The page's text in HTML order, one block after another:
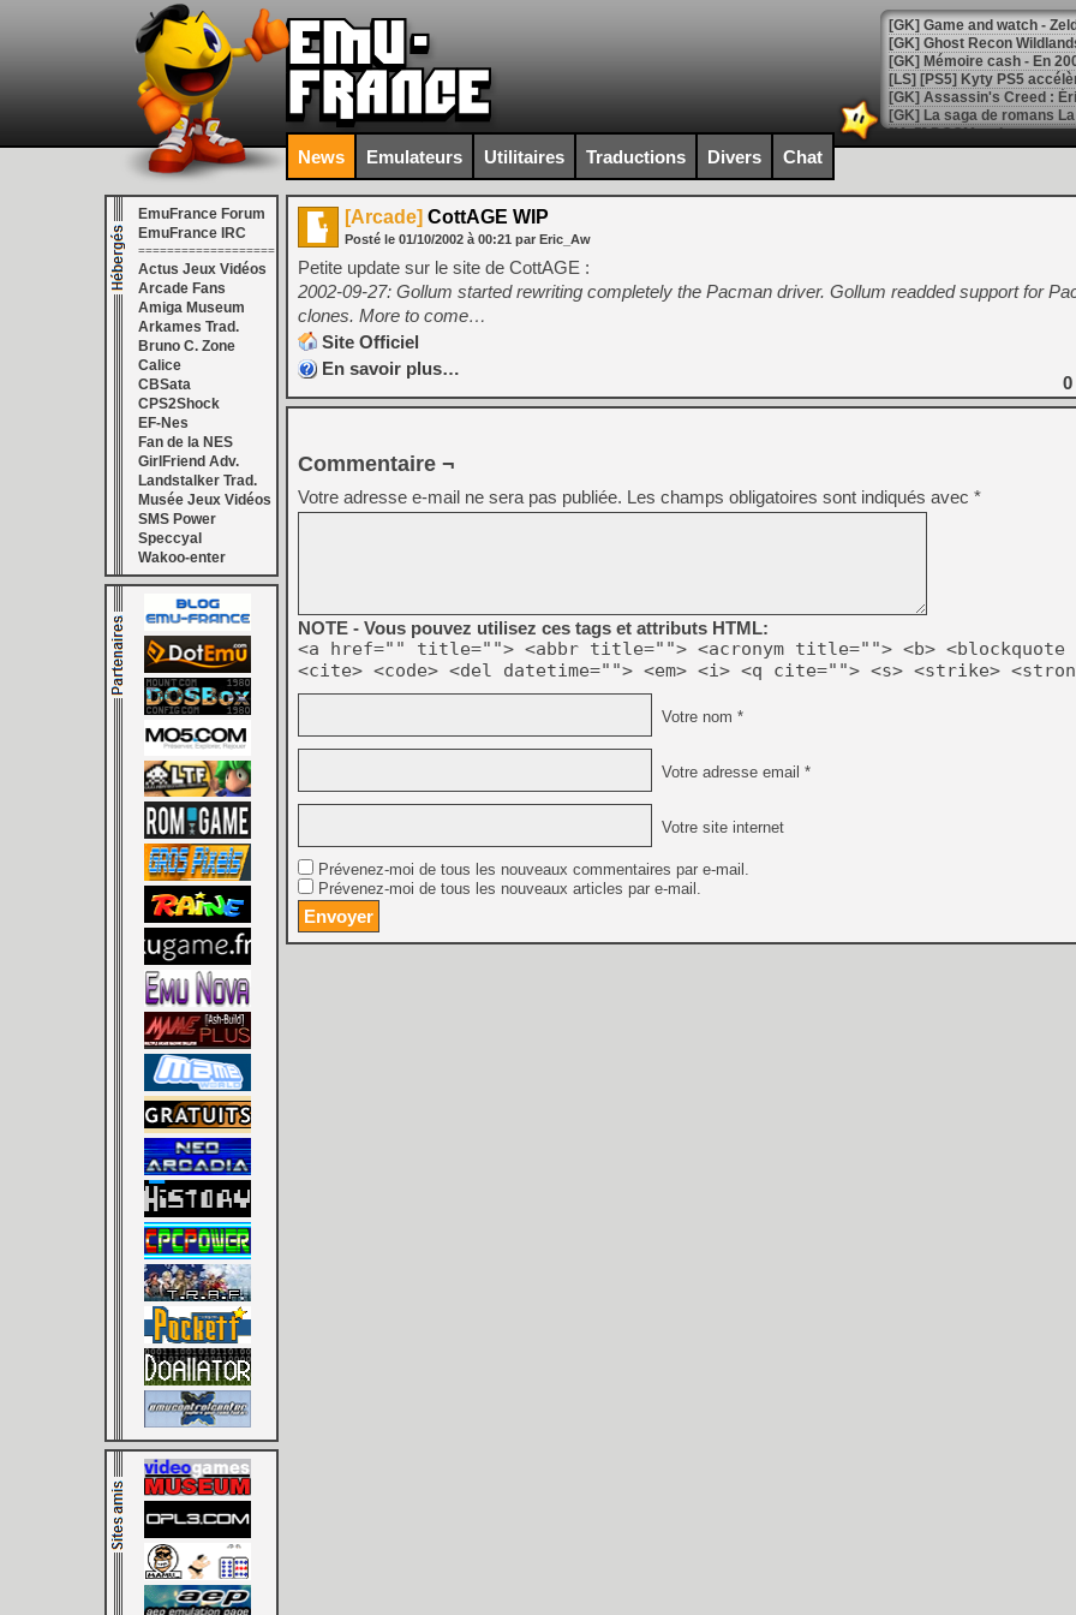
[Mo5] DOOM arrive en
[GK] Bethesda fête les 30
[GK] Roblox : l'action en
[GK] Agenda - GeForce
[LS] [PS5] ps5-y2jb-
[GK] Pourquoi Marvel
[GK] Test : Restory : Chill
[GK] GTA 6 : Rockstar
[GK] Hot Wheels Infinite
[GK] Mémoire cash -
[GK] Résultats Nintendo :
[GK] Déjà des
[Mo5] Brickboy cherche à
[GK] Minecraft et ses «
[GK] Beast of
[GK] Ubisoft : fin de partie
[GK] Mémoire cash -
[GK] Dan Houser (GTA)
[GK] Comment EA Sports
[GK] Crimson Moon : un
[GK] Isle of Reveries : le
[GK] Moonlighter 2 : The
[GK] Capcom relance
[Mo5] Deux inédits du
[GK] Le beat'em up The
[GK] Endless Legend 2 :
[LS] [PS5] Premiers
News Emulateurs Utilitaires Traductions Divers Chat
EmuFrance Forum
EmuFrance IRC
===================
Actus Jeux Vidéos
Arcade Fans
Amiga Museum
Arkames Trad.
Bruno C. Zone
Calice
CBSata
CPS2Shock
EF-Nes
Fan de la NES
GirlFriend Adv.
Landstalker Trad.
Musée Jeux Vidéos
SMS Power
Speccyal
Wakoo-enter
[Arcade] CottAGE WIP
Posté le 01/10/2002 à 00:21 par Eric_Aw
Petite update sur le site de CottAGE :
2002-09-27: Gollum started rewriting completely the Pacman driver. Gollum readded support for
clones. More to come…
Site Officiel
En savoir plus…
0
Commentaire ¬
Votre adresse e-mail ne sera pas publiée. Les champs obligatoires sont indiqués avec *
NOTE - Vous pouvez utilisez ces tags et attributs HTML:
<a href="" title=""> <abbr title=""> <acronym title=""> <b> <blockquote
<cite> <code> <del datetime=""> <em> <i> <q cite=""> <s> <strike>
Votre nom *
Votre adresse email *
Votre site internet
Prévenez-moi de tous les nouveaux commentaires par e-mail.
Prévenez-moi de tous les nouveaux articles par e-mail.